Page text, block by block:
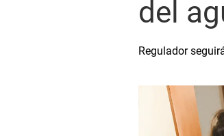
del
Regulador